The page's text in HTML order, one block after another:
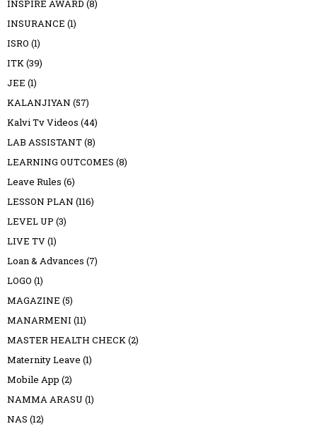
INSPIRE AWARD (8)
INSURANCE (1)
ISRO (1)
ITK(39)
JEE (1)
KALANJIYAN (57)
Kalvi Tv Videos (44)
LAB ASSISTANT(8)
LEARNING OUTCOMES (8)
Leave Rules (6)
LESSON PLAN (116)
LEVEL UP (3)
LIVE TV(1)
Loan & Advances (7)
LOGO (1)
MAGAZINE (5)
MANARMENI (11)
MASTER HEALTH CHECK(2)
Maternity Leave (1)
Mobile App (2)
NAMMA ARASU (1)
NAS (12)